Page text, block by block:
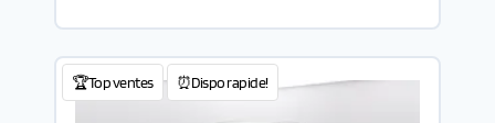
🏆Top ventes ⏰Dispo rapide!